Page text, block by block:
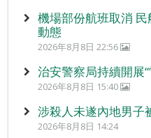
機場部份航班取消
動態
2026年8月8日 22:56
治安警察局持續開展
2026年8月8日 15:40
涉殺人未遂內地男子
2026年8月8日 14:24